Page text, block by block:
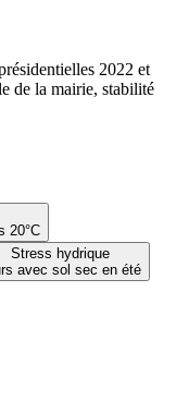
20°C
Stress hydrique
avec sol sec en été
2022 et
de la mairie, stabilité